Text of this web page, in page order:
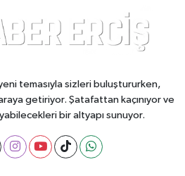
temasıyla sizleri buluştururken,
getiriyor. Şatafattan kaçınıyor ve
bir altyapı sunuyor.